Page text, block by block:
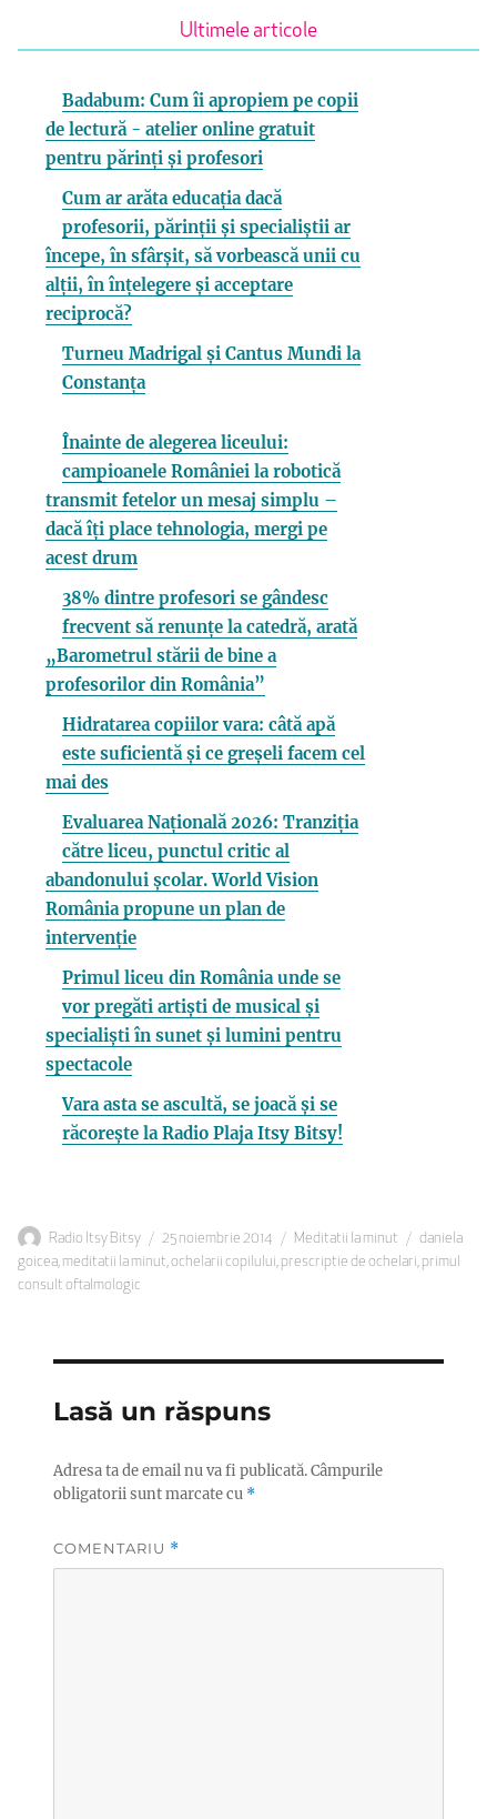
Ultimele articole
Badabum: Cum îi apropiem pe copii
de lectură - atelier online gratuit
pentru părinți și profesori
Cum ar arăta educația dacă
profesorii, părinții și specialiștii ar
începe, în sfârșit, să vorbească unii cu
alții, în înțelegere și acceptare
reciprocă?
Turneu Madrigal și Cantus Mundi la
Constanța
Înainte de alegerea liceului:
campioanele României la robotică
transmit fetelor un mesaj simplu –
dacă îți place tehnologia, mergi pe
acest drum
38% dintre profesori se gândesc
frecvent să renunțe la catedră, arată
„Barometrul stării de bine a
profesorilor din România”
Hidratarea copiilor vara: câtă apă
este suficientă și ce greșeli facem cel
mai des
Evaluarea Națională 2026: Tranziția
către liceu, punctul critic al
abandonului școlar. World Vision
România propune un plan de
intervenție
Primul liceu din România unde se
vor pregăti artiști de musical și
specialiști în sunet și lumini pentru
spectacole
Vara asta se ascultă, se joacă și se
răcorește la Radio Plaja Itsy Bitsy!
Autor
Radio Itsy Bitsy
Publicat
pe
25 noiembrie 2014 Categorii
Meditatii la minut Etichete
daniela
goicea, meditatii la minut,ochelarii copilului, prescriptie de ochelari, primul
consult oftalmologic
Lasă un răspuns
Adresa ta de email nu va fi publicată.Câmpurile
obligatorii sunt marcate cu *
COMENTARIU *